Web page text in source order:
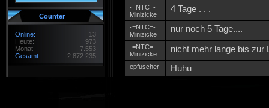
Counter
Online:
13
Heute:
973
Monat
7.553
Gesamt:
2.872.235
-=NTC=-
Minizicke
4 Tage . . .
-=NTC=-
Minizicke
nur noch 5 Tage....
-=NTC=-
Minizicke
nicht mehr lange bis zur
epfuscher Huhu